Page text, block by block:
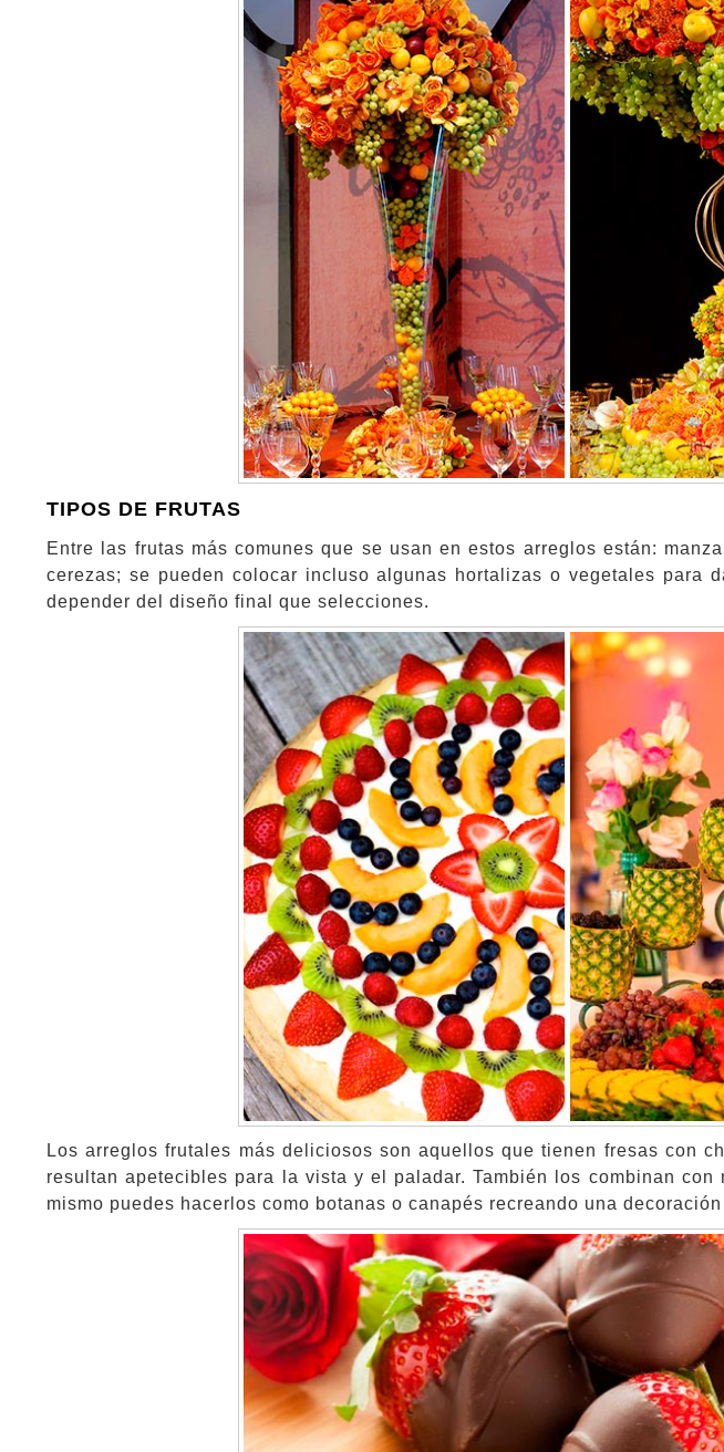
TIPOS DE FRUTAS
Entre las frutas más comunes que se usan en estos arreglos están:
cerezas; se pueden colocar incluso algunas hortalizas o vegetales para
depender del diseño final que selecciones.
Los arreglos frutales más deliciosos son aquellos que tienen fresas con
resultan apetecibles para la vista y el paladar. También los combinan
mismo puedes hacerlos como botanas o canapés recreando una